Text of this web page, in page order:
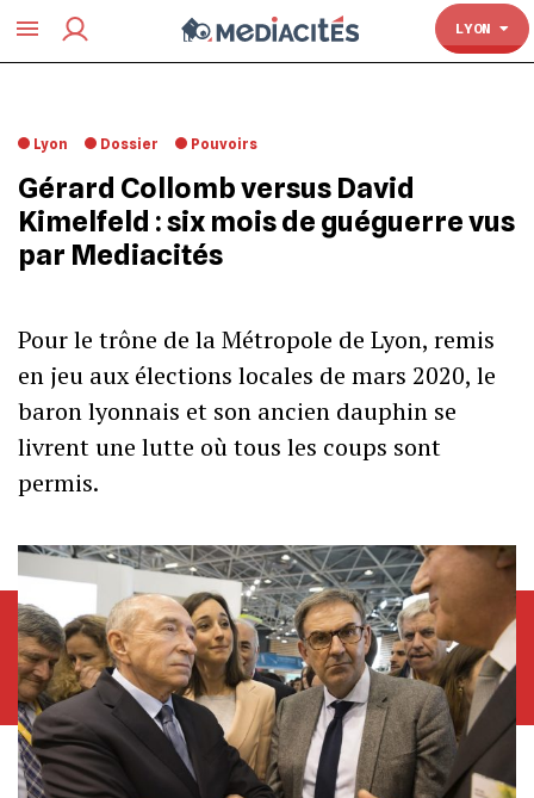
LYON
TOULOUSE
Lyon Dossier Pouvoirs
Gérard Collomb versus David
Kimelfeld : six mois de guéguerre vus
par Mediacités
Pour le trône de la Métropole de Lyon, remis
en jeu aux élections locales de mars 2020, le
baron lyonnais et son ancien dauphin se
livrent une lutte où tous les coups sont
permis.